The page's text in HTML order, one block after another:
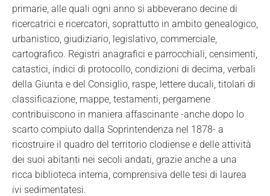
primarie, alle quali ogni anno si abbeverano decine di
ricercatrici e ricercatori, soprattutto in ambito genealogico,
urbanistico, giudiziario, legislativo, commerciale,
cartografico. Registri anagrafici e parrocchiali, censimenti,
catastici, indici di protocollo, condizioni di decima, verbali
della Giunta e del Consiglio, raspe, lettere ducali, titolari di
classificazione, mappe, testamenti, pergamene
contribuiscono in maniera affascinante -anche dopo lo
scarto compiuto dalla Soprintendenza nel 1878- a
ricostruire il quadro del territorio clodiense e delle attività
dei suoi abitanti nei secoli andati, grazie anche a una
ricca biblioteca interna, comprensiva delle tesi di laurea
ivi sedimentatesi.